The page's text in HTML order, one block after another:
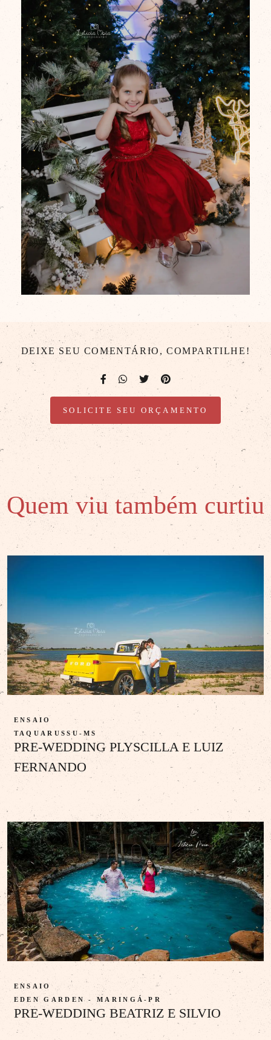
DEIXE SEU COMENTÁRIO, COMPARTILHE!
SOLICITE SEU ORÇAMENTO
Quem viu também curtiu
PRE-WEDDING PLYSCILLA E LUIZ
FERNANDO
ENSAIO
TAQUARUSSU-MS
PRE-WEDDING BEATRIZ E SILVIO
ENSAIO
EDEN GARDEN - MARINGÁ-PR